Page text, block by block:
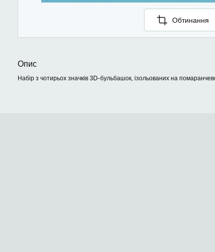
Обтинання
Опис
Набір з чотирьох значків 3D-бульбашок, ізольованих на